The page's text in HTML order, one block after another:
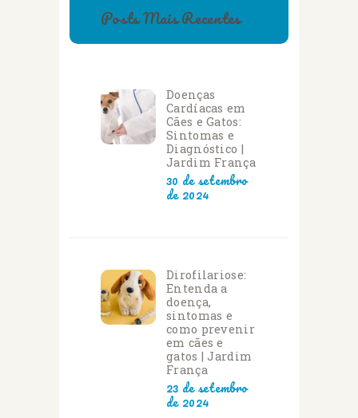
Posts Mais Recentes
Doenças
Cardíacas em
Cães e Gatos:
Sintomas e
Diagnóstico |
Jardim França
30 de setembro
de 2024
Dirofilariose:
Entenda a
doença,
sintomas e
como prevenir
em cães e
gatos | Jardim
França
23 de setembro
de 2024